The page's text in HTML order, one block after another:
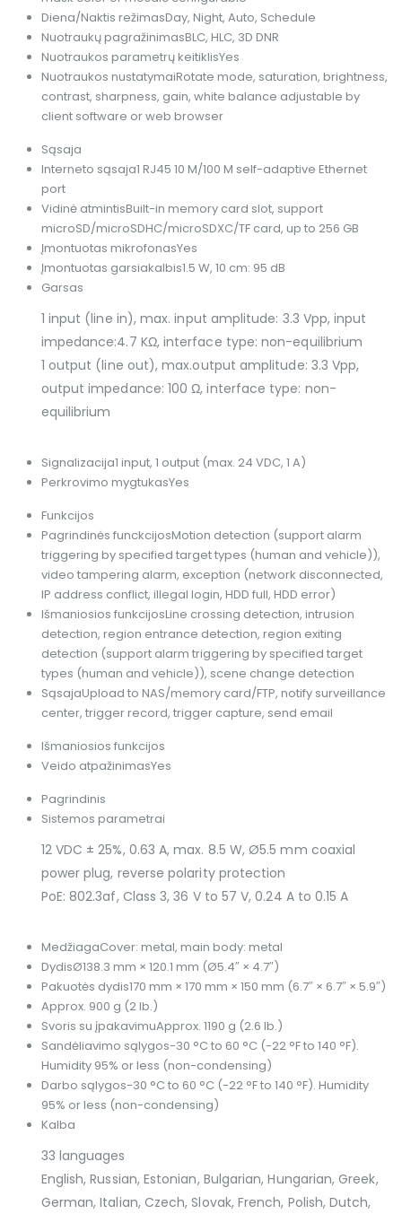
Diena/Naktis režimasDay, Night, Auto, Schedule
Nuotraukų pagražinimasBLC, HLC, 3D DNR
Nuotraukos parametrų keitiklisYes
Nuotraukos nustatymaiRotate mode, saturation, brightness,
contrast, sharpness, gain, white balance adjustable by
client software or web browser
Sąsaja
Interneto sąsaja1 RJ45 10 M/100 M self-adaptive Ethernet
port
Vidinė atmintisBuilt-in memory card slot, support
microSD/microSDHC/microSDXC/TF card, up to 256 GB
Įmontuotas mikrofonasYes
Įmontuotas garsiakalbis1.5 W, 10 cm: 95 dB
Garsas
1 input (line in), max. input amplitude: 3.3 Vpp, input
impedance:4.7 KΩ, interface type: non-equilibrium
1 output (line out), max.output amplitude: 3.3 Vpp,
output impedance: 100 Ω, interface type: non-
equilibrium
Signalizacija1 input, 1 output (max. 24 VDC, 1 A)
Perkrovimo mygtukasYes
Funkcijos
Pagrindinės funckcijosMotion detection (support alarm
triggering by specified target types (human and vehicle)),
video tampering alarm, exception (network disconnected,
IP address conflict, illegal login, HDD full, HDD error)
Išmaniosios funkcijosLine crossing detection, intrusion
detection, region entrance detection, region exiting
detection (support alarm triggering by specified target
types (human and vehicle)), scene change detection
SąsajaUpload to NAS/memory card/FTP, notify surveillance
center, trigger record, trigger capture, send email
Išmaniosios funkcijos
Veido atpažinimasYes
Pagrindinis
Sistemos parametrai
12 VDC ± 25%, 0.63 A, max. 8.5 W, Ø5.5 mm coaxial
power plug, reverse polarity protection
PoE: 802.3af, Class 3, 36 V to 57 V, 0.24 A to 0.15 A
MedžiagaCover: metal, main body: metal
DydisØ138.3 mm × 120.1 mm (Ø5.4″ × 4.7″)
Pakuotės dydis170 mm × 170 mm × 150 mm (6.7″ × 6.7″ × 5.9″)
Approx. 900 g (2 lb.)
Svoris su įpakavimuApprox. 1190 g (2.6 lb.)
Sandėliavimo sąlygos-30 °C to 60 °C (-22 °F to 140 °F).
Humidity 95% or less (non-condensing)
Darbo sąlygos-30 °C to 60 °C (-22 °F to 140 °F). Humidity
95% or less (non-condensing)
Kalba
33 languages
English, Russian, Estonian, Bulgarian, Hungarian, Greek,
German, Italian, Czech, Slovak, French, Polish, Dutch,